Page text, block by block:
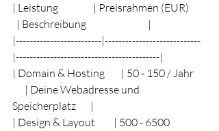
| Leistung                 | Preisrahmen (EUR)
  | Beschreibung                              |
|-------------------------|----------------------------
|------------------------------------------|
| Domain & Hosting        | 50 - 150 / Jahr
      | Deine Webadresse und
Speicherplatz       |
| Design & Layout         | 500 - 6500